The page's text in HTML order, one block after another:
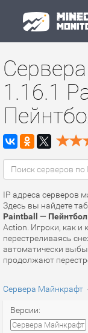
1.16.1
IP адреса серверов
Здесь вы найдете
Paintball — Пейнтбол
Action. Игроки, как и
перестреливаясь
автоматически
продолжают
Сервера Майнкрафт
Версии:
Сервера Майнкрафт